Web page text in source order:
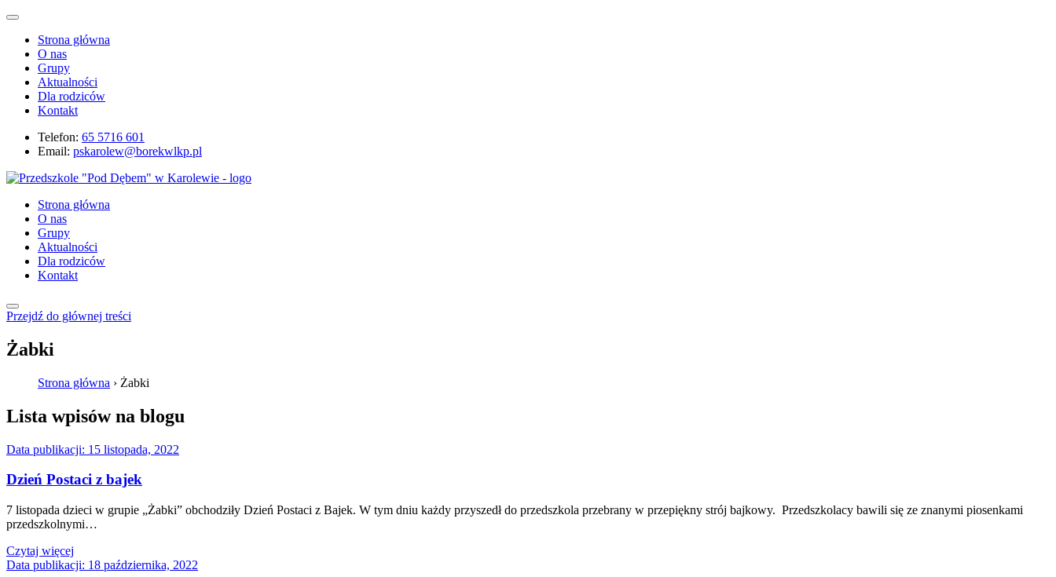
Strona główna
O nas
Grupy
Aktualności
Dla rodziców
Kontakt
Telefon: 65 5716 601
Email: pskarolew@borekwlkp.pl
Strona główna
O nas
Grupy
Aktualności
Dla rodziców
Kontakt
Przejdź do głównej treści
Żabki
Strona główna › Żabki
Lista wpisów na blogu
Data publikacji: 15 listopada, 2022
Dzień Postaci z bajek
7 listopada dzieci w grupie „Żabki” obchodziły Dzień Postaci z Bajek. W tym dniu każdy przyszedł do przedszkola przebrany w przepiękny strój bajkowy. Przedszkolacy bawili się ze znanymi piosenkami
przedszkolnymi…
Czytaj więcej
Data publikacji: 18 października, 2022